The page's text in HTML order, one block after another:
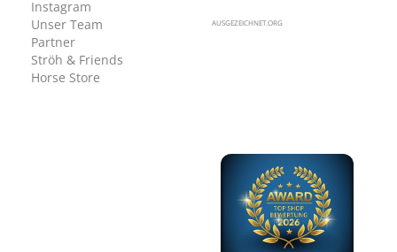
Instagram
Unser Team
Partner
Ströh & Friends
Horse Store
AUSGEZEICHNET.ORG